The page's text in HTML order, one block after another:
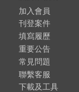
加入會員
刊登案件
填寫履歷
重要公告
常見問題
聯繫客服
下載及工具